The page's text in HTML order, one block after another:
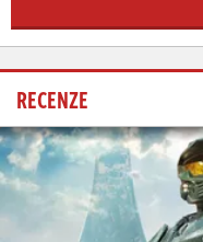
RECENZE